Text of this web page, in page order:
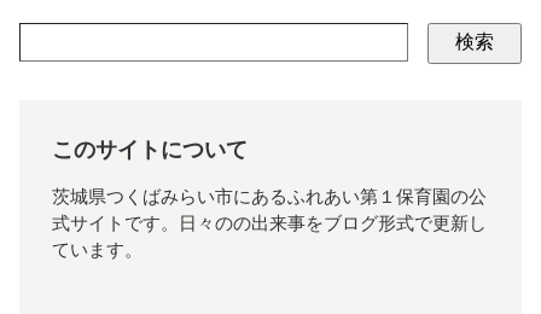
検索
このサイトについて
茨城県つくばみらい市にあるふれあい第１保育園の公
式サイトです。日々のの出来事をブログ形式で更新し
ています。